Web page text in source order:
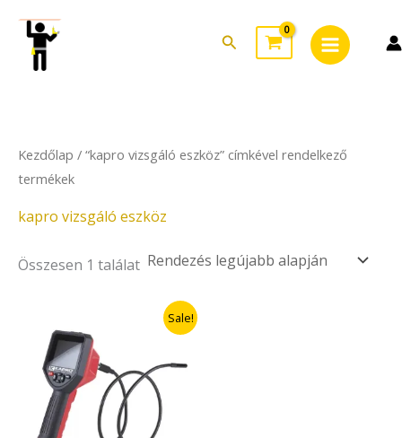
content
Search
Menu
Kezdőlap / “kapro vizsgáló eszköz” címkével rendelkező
termékek
kapro vizsgáló eszköz
Összesen 1 találat
Sale!
price
was:
99.000Ft.
Current
69.300Ft.